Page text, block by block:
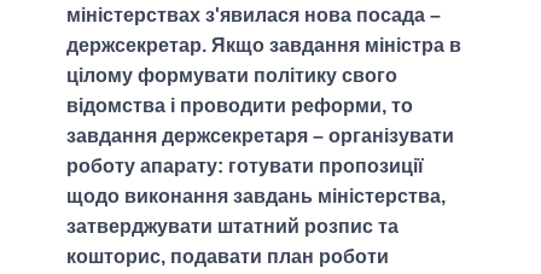
міністерствах з'явилася нова посада –
держсекретар. Якщо завдання міністра в
цілому формувати політику свого
відомства і проводити реформи, то
завдання держсекретаря – організувати
роботу апарату: готувати пропозиції
щодо виконання завдань міністерства,
затверджувати штатний розпис та
кошторис, подавати план роботи